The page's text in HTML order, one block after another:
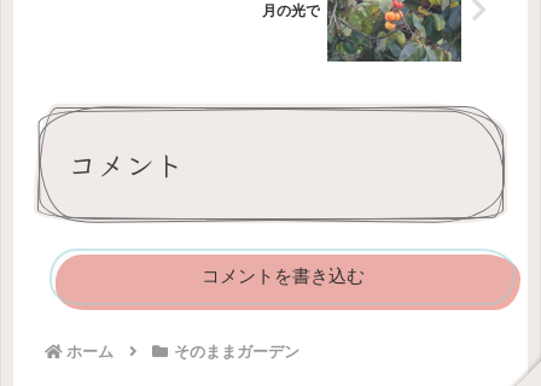
月の光で
コメント
コメントを書き込む
ホーム そのままガーデン